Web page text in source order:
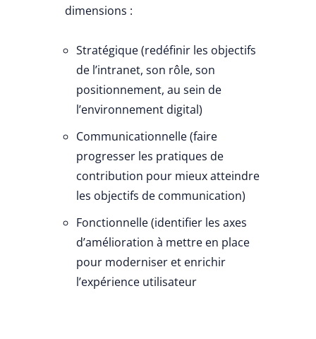
dimensions :
Stratégique (redéfinir les objectifs
de l’intranet, son rôle, son
positionnement, au sein de
l’environnement digital)
Communicationnelle (faire
progresser les pratiques de
contribution pour mieux atteindre
les objectifs de communication)
Fonctionnelle (identifier les axes
d’amélioration à mettre en place
pour moderniser et enrichir
l’expérience utilisateur